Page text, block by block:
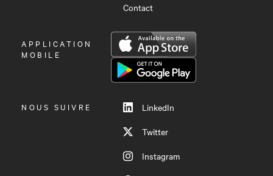
Contact
OUVRIR
LE
APPLICATION
MOBILE
NOUS SUIVRE
LinkedIn
Twitter
Instagram